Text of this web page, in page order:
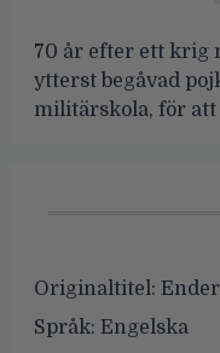
70 år efter ett krig
ytterst begåvad
militärskola, för att
Originaltitel:
Språk: Engelska